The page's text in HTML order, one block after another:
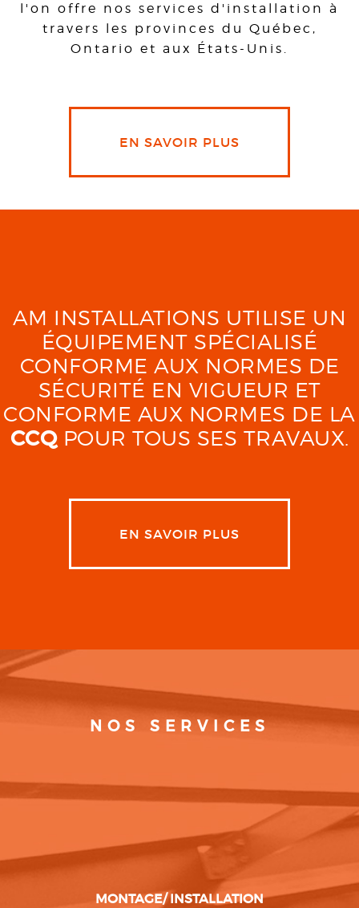
l'on offre nos services d'installation à
travers les provinces du Québec,
Ontario et aux États-Unis.
EN SAVOIR PLUS
AM INSTALLATIONS UTILISE UN
ÉQUIPEMENT SPÉCIALISÉ
CONFORME AUX NORMES DE
SÉCURITÉ EN VIGUEUR ET
CONFORME AUX NORMES DE LA
CCQPOUR TOUS SES TRAVAUX.
EN SAVOIR PLUS
NOS SERVICES
MONTAGE/ INSTALLATION